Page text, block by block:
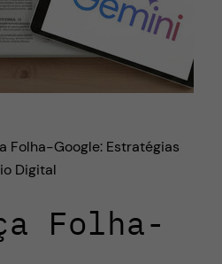
Folha-Google: Estratégias
Digital
Folha-